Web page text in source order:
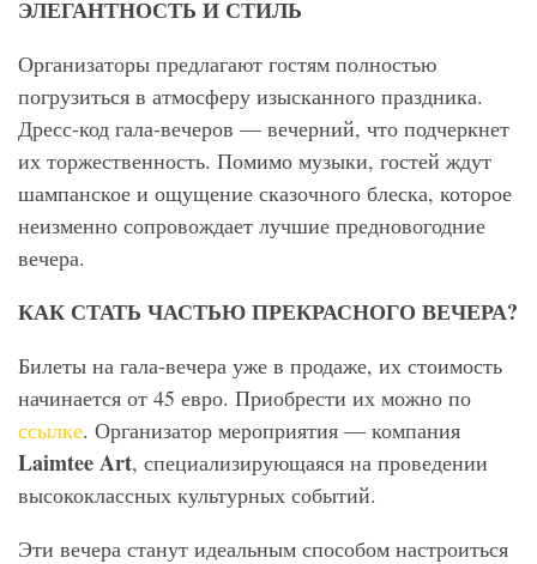
ЭЛЕГАНТНОСТЬ И СТИЛЬ
Организаторы предлагают гостям полностью
погрузиться в атмосферу изысканного праздника.
Дресс-код гала-вечеров — вечерний, что подчеркнет
их торжественность. Помимо музыки, гостей ждут
шампанское и ощущение сказочного блеска, которое
неизменно сопровождает лучшие предновогодние
вечера.
КАК СТАТЬ ЧАСТЬЮ ПРЕКРАСНОГО ВЕЧЕРА?
Билеты на гала-вечера уже в продаже, их стоимость
начинается от 45 евро. Приобрести их можно по
ссылке. Организатор мероприятия — компания
LaimteeArt, специализирующаяся на проведении
высококлассных культурных событий.
Эти вечера станут идеальным способом настроиться